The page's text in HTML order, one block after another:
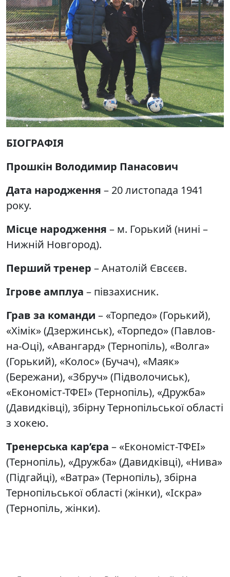
БІОГРАФІЯ
Прошкін Володимир Панасович
Дата народження – 20 листопада 1941
року.
Місце народження – м. Горький (нині –
Нижній Новгород).
Перший тренер – Анатолій Євсєєв.
Ігрове амплуа – півзахисник.
Грав за команди – «Торпедо» (Горький),
«Хімік» (Дзержинськ), «Торпедо» (Павлов-
на-Оці), «Авангард» (Тернопіль), «Волга»
(Горький), «Колос» (Бучач), «Маяк»
(Бережани), «Збруч» (Підволочиськ),
«Економіст-ТФЕІ» (Тернопіль), «Дружба»
(Давидківці), збірну Тернопільської області
з хокею.
Тренерська кар’єра – «Економіст-ТФЕІ»
(Тернопіль), «Дружба» (Давидківці), «Нива»
(Підгайці), «Ватра» (Тернопіль), збірна
Тернопільської області (жінки), «Іскра»
(Тернопіль, жінки).